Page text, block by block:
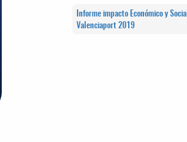
Informe impacto Económico y Social
Valenciaport 2019